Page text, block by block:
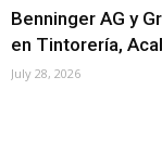
Benninger AG y
en Tintorería,
July 28, 2026